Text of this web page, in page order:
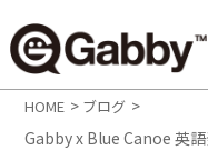
HOME > ブログ >
Gabby x Blue Canoe 英